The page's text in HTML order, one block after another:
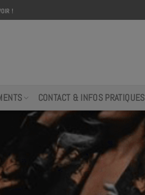
!
CONTACT & INFOS PRATIQUES